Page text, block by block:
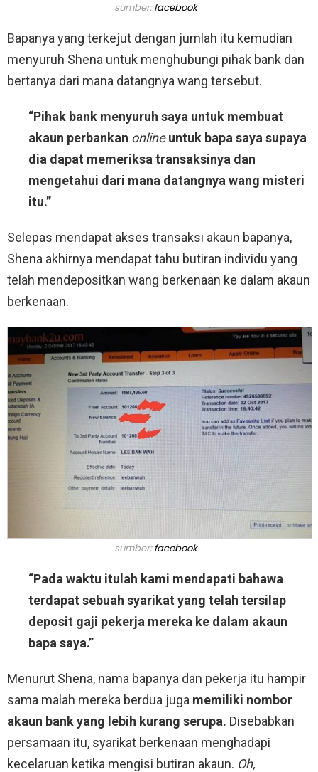
sumber:facebook
Bapanya yang terkejut dengan jumlah itu kemudian
menyuruh Shena untuk menghubungi pihak bank dan
bertanya dari mana datangnya wang tersebut.
“Pihak bank menyuruh saya untuk membuat
akaun perbankan onlineuntuk bapa saya supaya
dia dapat memeriksa transaksinya dan
mengetahui dari mana datangnya wang misteri
itu.”
Selepas mendapat akses transaksi akaun bapanya,
Shena akhirnya mendapat tahu butiran individu yang
telah mendepositkan wang berkenaan ke dalam akaun
berkenaan.
sumber:facebook
“Pada waktu itulah kami mendapati bahawa
terdapat sebuah syarikat yang telah tersilap
deposit gaji pekerja mereka ke dalam akaun
bapa saya.”
Menurut Shena, nama bapanya dan pekerja itu hampir
sama malah mereka berdua juga memiliki nombor
akaun bank yang lebih kurang serupa. Disebabkan
persamaan itu, syarikat berkenaan menghadapi
kecelaruan ketika mengisi butiran akaun. Oh,